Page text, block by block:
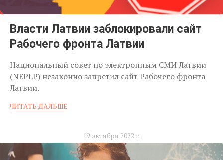
Власти Латвии заблокировали сайт
Рабочего фронта Латвии
Национальный совет по электронным СМИ Латвии
(NEPLP) незаконно запретил сайт Рабочего фронта
Латвии.
ЧИТАТЬ ДАЛЬШЕ
19 октября 2022 г.